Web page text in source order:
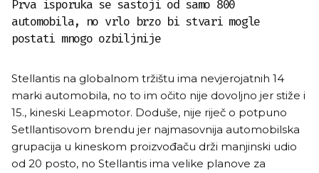
Prva isporuka se sastoji od samo 800
automobila, no vrlo brzo bi stvari mogle
postati mnogo ozbiljnije
Stellantis na globalnom tržištu ima nevjerojatnih 14
marki automobila, no to im očito nije dovoljno jer stiže i
15., kineski Leapmotor. Doduše, nije riječ o potpuno
Setllantisovom brendu jer najmasovnija automobilska
grupacija u kineskom proizvođaču drži manjinski udio
od 20 posto, no Stellantis ima velike planove za